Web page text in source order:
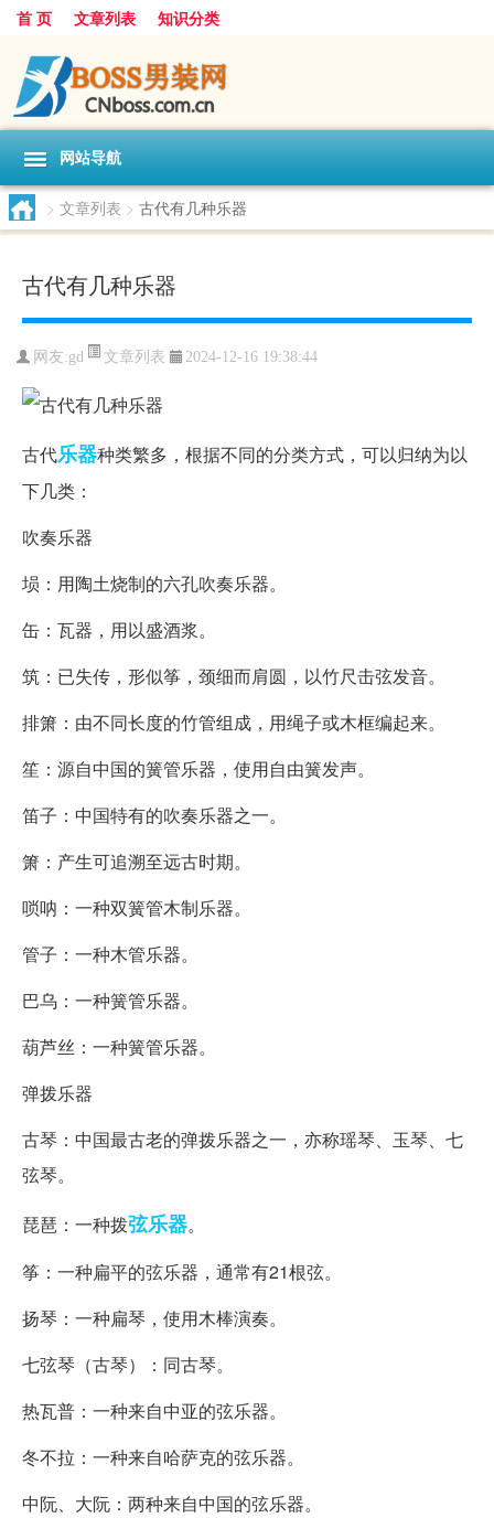
首 页 文章列表 知识分类
网站导航
> 文章列表 > 古代有几种乐器
古代有几种乐器
网友:gd 文章列表 2024-12-16 19:38:44
古代乐器种类繁多，根据不同的分类方式，可以归纳为以
下几类：
吹奏乐器
埙：用陶土烧制的六孔吹奏乐器。
缶：瓦器，用以盛酒浆。
筑：已失传，形似筝，颈细而肩圆，以竹尺击弦发音。
排箫：由不同长度的竹管组成，用绳子或木框编起来。
笙：源自中国的簧管乐器，使用自由簧发声。
笛子：中国特有的吹奏乐器之一。
箫：产生可追溯至远古时期。
唢呐：一种双簧管木制乐器。
管子：一种木管乐器。
巴乌：一种簧管乐器。
葫芦丝：一种簧管乐器。
弹拨乐器
古琴：中国最古老的弹拨乐器之一，亦称瑶琴、玉琴、七
弦琴。
琵琶：一种拨弦乐器。
筝：一种扁平的弦乐器，通常有21根弦。
扬琴：一种扁琴，使用木棒演奏。
七弦琴（古琴）：同古琴。
热瓦普：一种来自中亚的弦乐器。
冬不拉：一种来自哈萨克的弦乐器。
中阮、大阮：两种来自中国的弦乐器。